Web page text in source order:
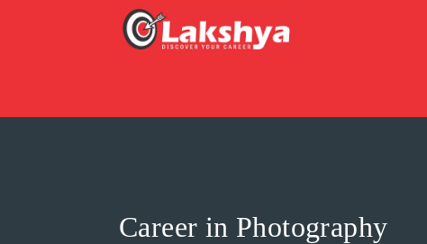
Career in Photography